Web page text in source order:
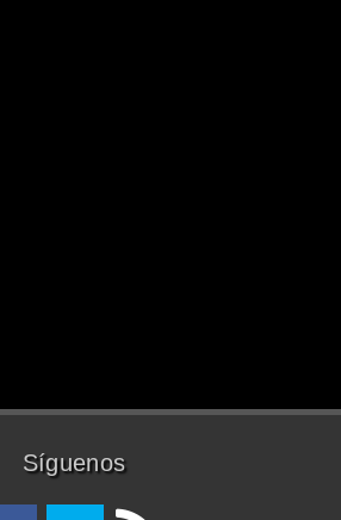
Síguenos